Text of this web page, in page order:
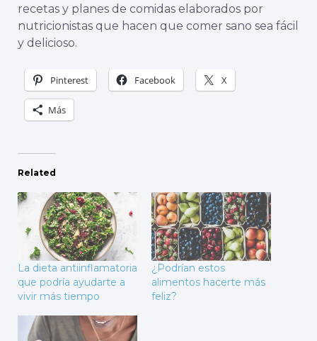
recetas y planes de comidas elaborados por
nutricionistas que hacen que comer sano sea fácil
y delicioso.
Pinterest Facebook X
Más
Related
La dieta antiinflamatoria
que podría ayudarte a
vivir más tiempo
¿Podrían estos
alimentos hacerte más
feliz?